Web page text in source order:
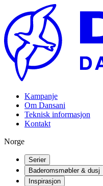
Kampanje
Om Dansani
Teknisk informasjon
Kontakt
Norge
Serier
Baderomsmøbler & dusj
Inspirasjon